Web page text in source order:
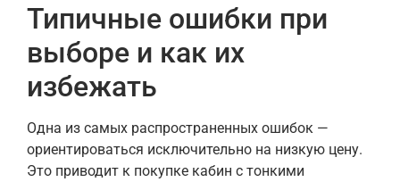
Типичные ошибки при
выборе и как их
избежать
Одна из самых распространенных ошибок —
ориентироваться исключительно на низкую цену.
Это приводит к покупке кабин с тонкими